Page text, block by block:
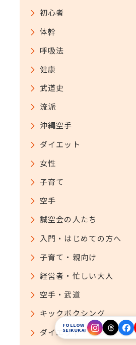
初心者
体幹
呼吸法
健康
武道史
流派
沖縄空手
ダイエット
女性
子育て
空手
誠空会の人たち
入門・はじめての方へ
子育て・親向け
経営者・忙しい大人
空手・武道
キックボクシング
ダイエット・体づくり
入会
FOLLOW
SEIKUKAI